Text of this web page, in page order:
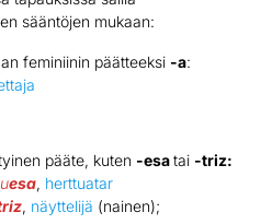
sääntöjen mukaan:
feminiinin päätteeksi -a:
pääte, kuten -esatai -triz:
esa, herttuatar
, näyttelijä (nainen);